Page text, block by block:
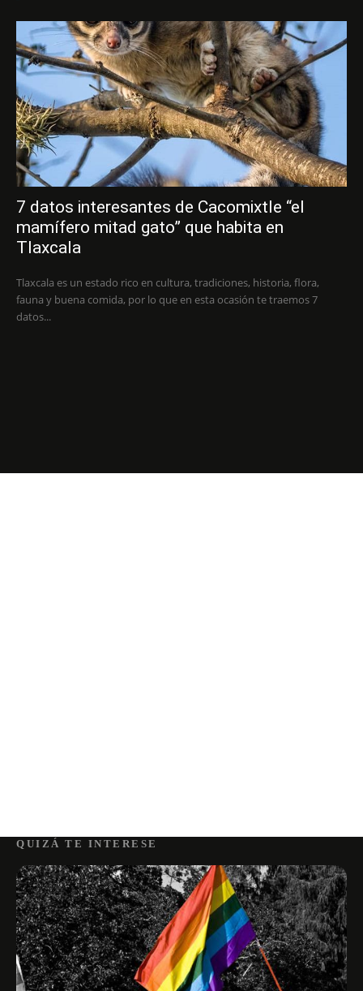
7 datos interesantes de Cacomixtle “el
mamífero mitad gato” que habita en
Tlaxcala
Tlaxcala es un estado rico en cultura, tradiciones, historia, flora,
fauna y buena comida, por lo que en esta ocasión te traemos 7
datos...
QUIZÁ TE INTERESE